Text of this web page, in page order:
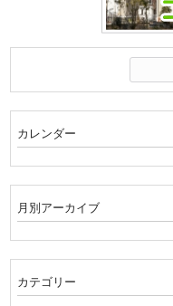
カレンダー
月別アーカイブ
カテゴリー